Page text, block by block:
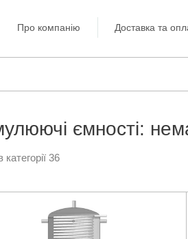
Про компанію Доставка та
ємності:
категорії 36